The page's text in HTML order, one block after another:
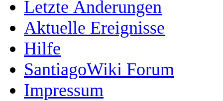
Letzte Änderungen
Aktuelle Ereignisse
Hilfe
SantiagoWiki Forum
Impressum